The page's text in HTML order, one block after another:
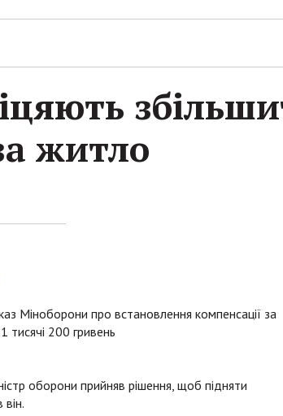
житло
Міноборони про встановлення компенсації за
тисячі 200 гривень
оборони прийняв рішення, щоб підняти